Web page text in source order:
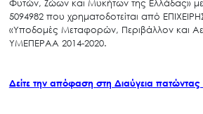
Φυτών, Ζώων και Μυκήτων της Ελλάδας»
5094982 που χρηματοδοτείται από
«Υποδομές Μεταφορών, Περιβάλλον και
ΥΜΕΠΕΡΑΑ 2014-2020.
Δείτε την απόφαση στη Διαύγεια